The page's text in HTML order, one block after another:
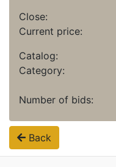
Close:
Current price:
Catalog:
Category:
Number of bids:
Back